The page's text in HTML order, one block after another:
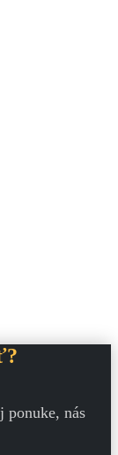
ponuke, nás